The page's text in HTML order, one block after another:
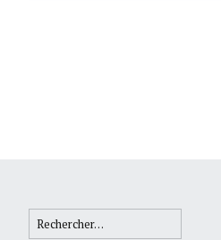
Rechercher :